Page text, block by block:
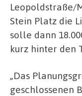
Leopoldstraße/
Stein Platz die
solle dann
kurz hinter den
„Das
geschlossenen